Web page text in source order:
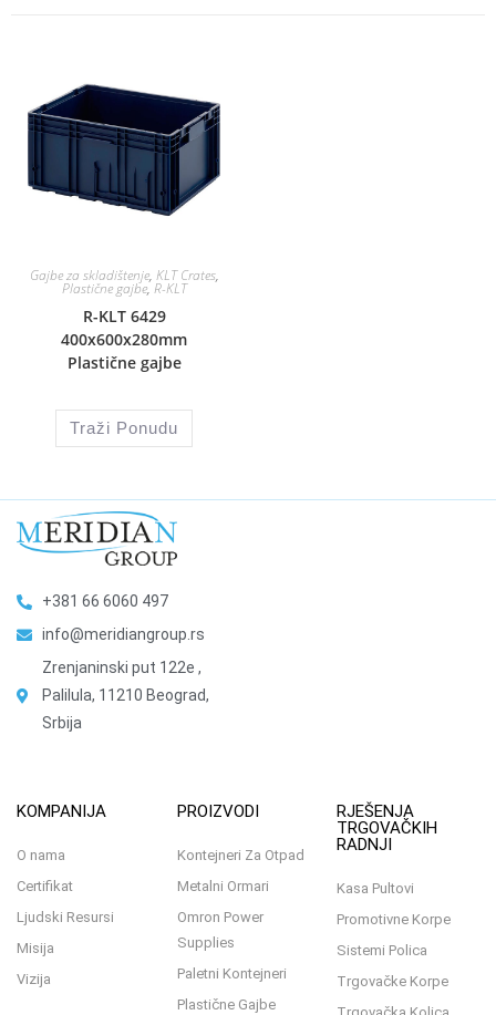
Gajbe za skladištenje, KLT Crates,
Plastične gajbe,R-KLT
R-KLT 6429
400x600x280mm
Plastične gajbe
Traži Ponudu
+381 66 6060 497
info@meridiangroup.rs
Zrenjaninski put 122e ,
Palilula, 11210 Beograd,
Srbija
KOMPANIJA
O nama
Certifikat
Ljudski Resursi
Misija
Vizija
PROIZVODI
Kontejneri Za Otpad
Metalni Ormari
Omron Power
Supplies
Paletni Kontejneri
Plastične Gajbe
RJEŠENJA
TRGOVAČKIH
RADNJI
Kasa Pultovi
Promotivne Korpe
Sistemi Polica
Trgovačke Korpe